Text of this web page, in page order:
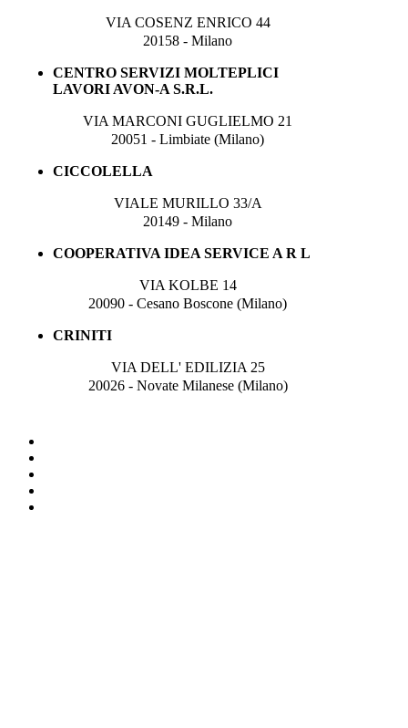
VIA COSENZ ENRICO 44
20158 - Milano
CENTRO SERVIZI MOLTEPLICI
LAVORI AVON-A S.R.L.
VIA MARCONI GUGLIELMO 21
20051 - Limbiate (Milano)
CICCOLELLA
VIALE MURILLO 33/A
20149 - Milano
COOPERATIVA IDEA SERVICE A R L
VIA KOLBE 14
20090 - Cesano Boscone (Milano)
CRINITI
VIA DELL' EDILIZIA 25
20026 - Novate Milanese (Milano)